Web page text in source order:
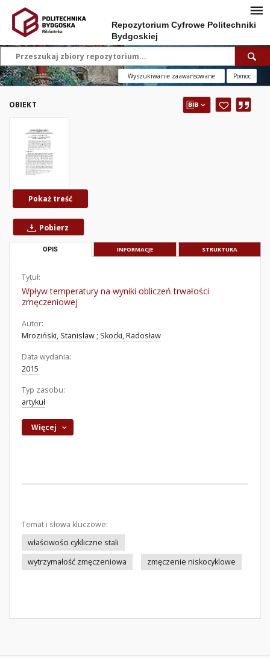
Repozytorium Cyfrowe Politechniki
Bydgoskiej
Wyszukiwanie zaawansowane Pomoc
OBIEKT
Pokaż treść
Pobierz
OPIS INFORMACJE STRUKTURA
Tytuł:
Wpływ temperatury na wyniki obliczeń trwałości
zmęczeniowej
Autor:
Mroziński, Stanisław ; Skocki, Radosław
Data wydania:
2015
Typ zasobu:
artykuł
Więcej
Temat i słowa kluczowe:
właściwości cykliczne stali
wytrzymałość zmęczeniowa
zmęczenie niskocyklowe